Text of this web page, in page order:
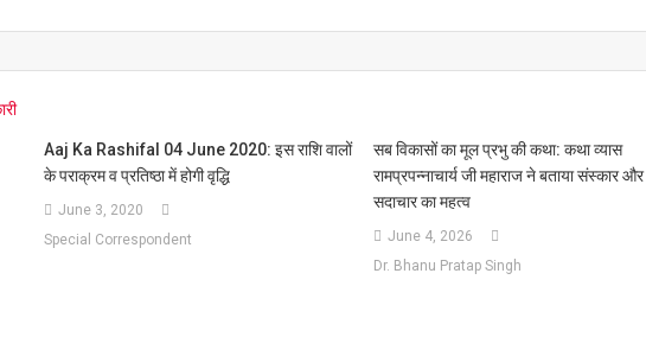
Aaj Ka Rashifal 04 June 2020: इस राशि वालों
के पराक्रम व प्रतिष्ठा में होगी वृद्धि
June 3, 2020
Special Correspondent
सब विकासों का मूल प्रभु की कथा: कथा व्यास
रामप्रपन्नाचार्य जी महाराज ने बताया संस्कार और
सदाचार का महत्व
June 4, 2026
Dr. Bhanu Pratap Singh